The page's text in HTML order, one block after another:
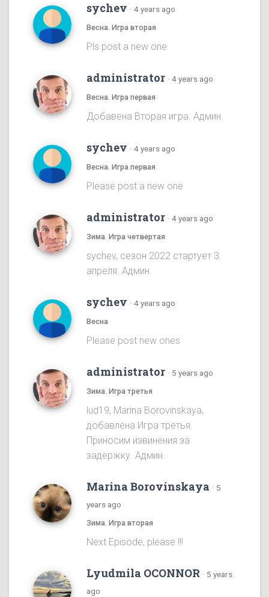
sychev · 4 years ago
Весна. Игра вторая
Pls post a new one
administrator · 4 years ago
Весна. Игра первая
Добавена Вторая игра. Админ.
sychev · 4 years ago
Весна. Игра первая
Please post a new one
administrator · 4 years ago
Зима. Игра четвертая
sychev, сезон 2022 стартует 3
апреля. Админ.
sychev · 4 years ago
Весна
Please post new ones
administrator · 5 years ago
Зима. Игра третья
lud19, Marina Borovinskaya,
добавлена Игра третья.
Приносим извинения за
задержку. Админ.
Marina Borovinskaya · 5
years ago
Зима. Игра вторая
Next Episode, please !!!
Lyudmila OCONNOR · 5 years
ago